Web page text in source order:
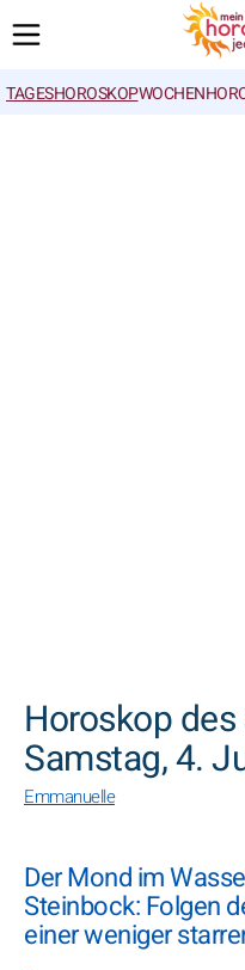
TAGESHOROSKOP
Horoskop
Samstag, 4.
Emmanuelle
Der Mond im
Steinbock: Folgen
einer weniger